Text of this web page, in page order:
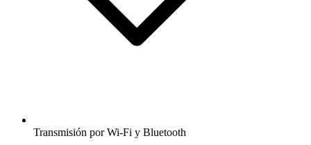
Transmisión por Wi-Fi y Bluetooth